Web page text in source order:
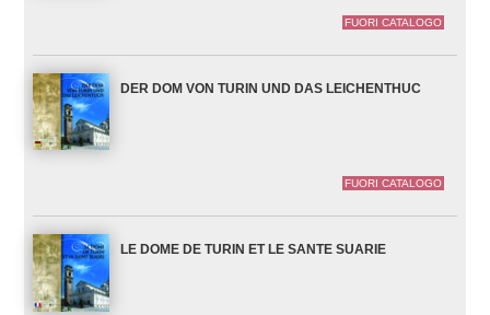
FUORI CATALOGO
DER DOM VON TURIN UND DAS LEICHENTHUC
FUORI CATALOGO
LE DOME DE TURIN ET LE SANTE SUARIE